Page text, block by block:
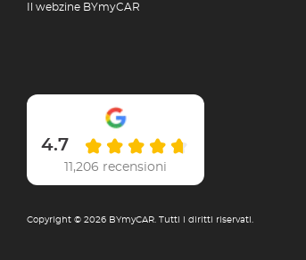
Il webzine BYmyCAR
4.7
11,206 recensioni
Copyright © 2026 BYmyCAR. Tutti i diritti riservati.